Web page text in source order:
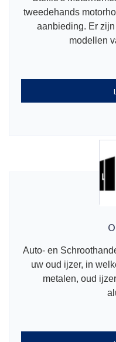
tweedehands
aanbieding. Er
modellen
Auto- en
uw oud ijzer, in
metalen, oud